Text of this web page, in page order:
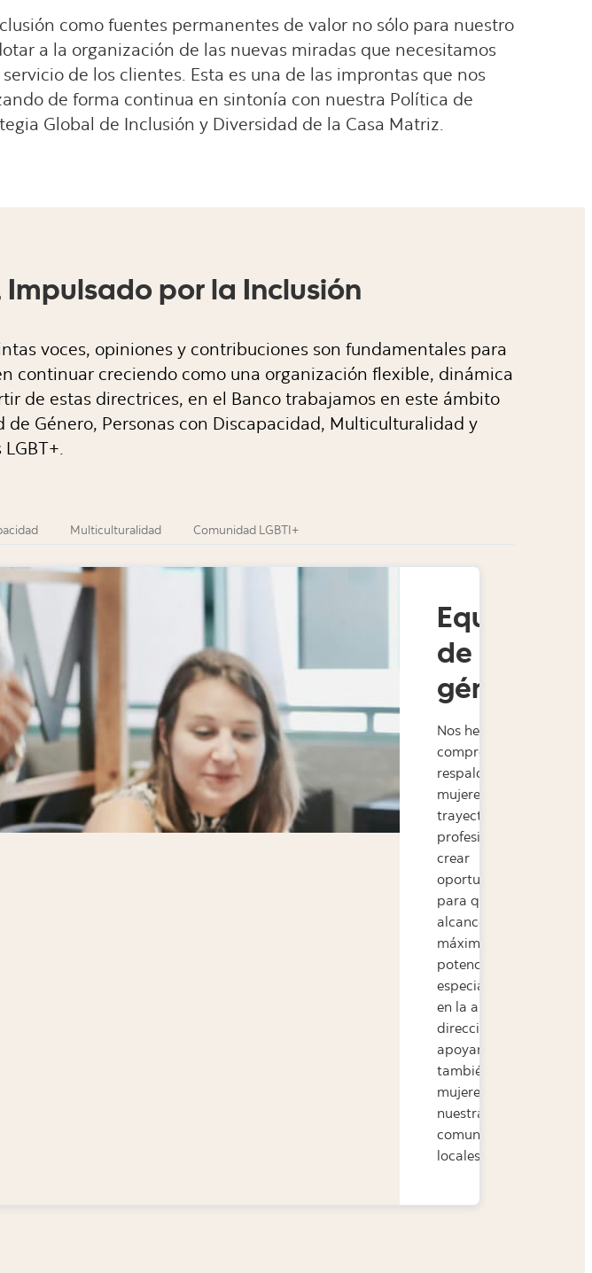
como fuentes permanentes de valor no sólo para nuestro
a la organización de las nuevas miradas que necesitamos
de los clientes. Esta es una de las improntas que nos
de forma continua en sintonía con nuestra Política de
Global de Inclusión y Diversidad de la Casa Matriz.
Impulsado por la Inclusión
voces, opiniones y contribuciones son fundamentales para
continuar creciendo como una organización flexible, dinámica
de estas directrices, en el Banco trabajamos en este ámbito
Género, Personas con Discapacidad, Multiculturalidad y
LGBT+.
Multiculturalidad Comunidad LGBTI+
Equidad
de
género
Nos hemos
comprometido a
respaldar a las
mujeres en su
trayectoria
profesional y a
crear
oportunidades
para que
alcancen su
máximo
potencial, con
especial enfoque
en la alta
dirección,
apoyando
también a las
mujeres en
nuestras
comunidades
locales.